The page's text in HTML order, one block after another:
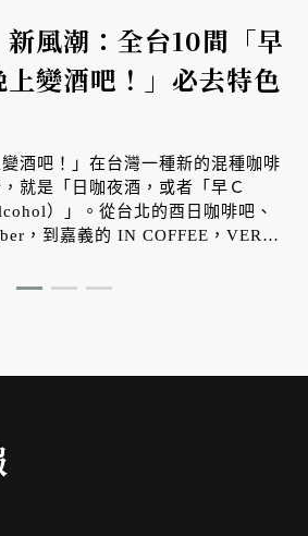
新風潮：全台10間「早
上變酒吧！」必去特色
變酒吧！」在台灣一種新的混種咖啡
就是「日咖夜酒，或者「早Ｃ
）」。從台北的酉日咖啡吧、
，到嘉義的 IN COFFEE，VERSE